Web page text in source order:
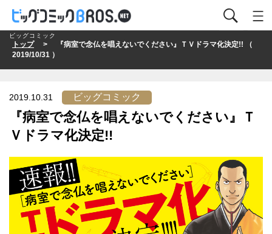
トップ> 『病室で念仏を唱えないでください』ＴＶドラマ化決定!! （
2019/10/31 ）
ビッグコミック
2019.10.31
『病室で念仏を唱えないでください』Ｔ
Ｖドラマ化決定!!
ビッグコミック